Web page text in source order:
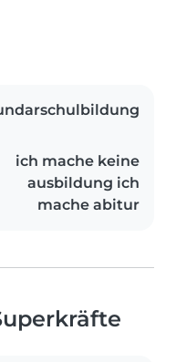
ich mache keine
ausbildung ich
mache abitur